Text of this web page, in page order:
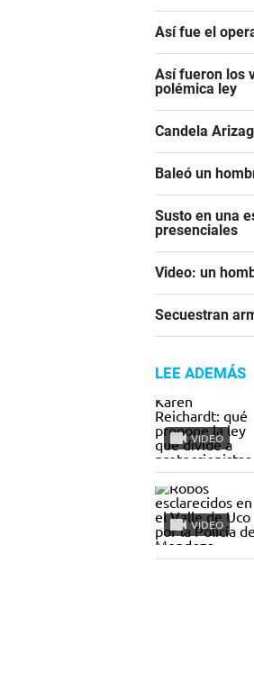
Así fue el
Así fueron los
polémica ley
Candela
Baleó un
Susto en una
presenciales
Video: un
Secuestran
LEE ADEMÁS
VIDEO
VIDEO